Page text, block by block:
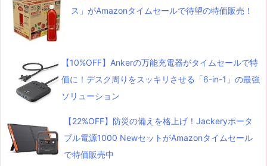
ス」がAmazonタイムセールで待望の特価販売！
【10%OFF】Ankerの万能充電器がタイムセールで特
価に！デスク周りをスッキリさせる「6-in-1」の最強
ソリューション
【22%OFF】防災の備えを格上げ！Jackeryポータ
ブル電源1000 NewセットがAmazonタイムセール
で特価販売中